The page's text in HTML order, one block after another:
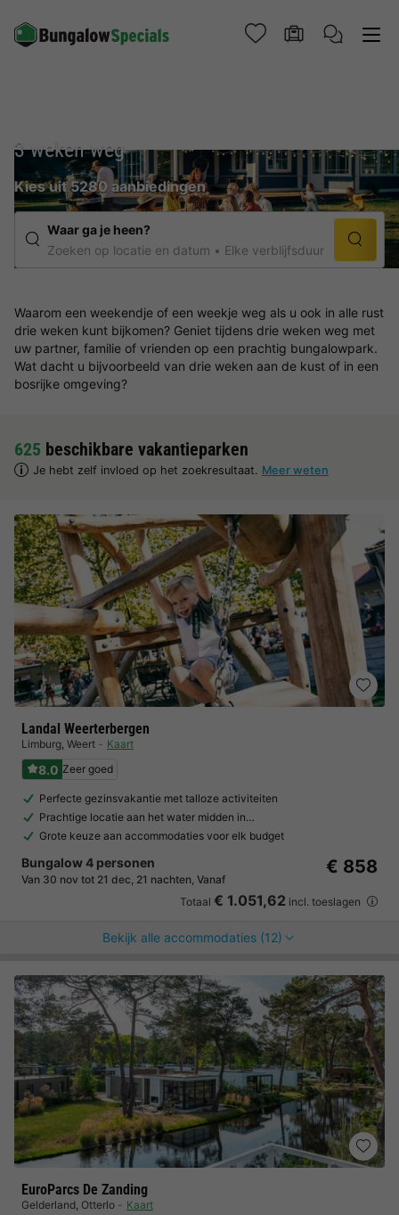
3 weken weg
Kies uit 5280 aanbiedingen
Waar ga je heen?
Zoeken op locatie en datum
Elke verblijfsduur
Waarom een weekendje of een weekje weg als u ook in alle rust
drie weken kunt bijkomen? Geniet tijdens drie weken weg met
uw partner, familie of vrienden op een prachtig bungalowpark.
Wat dacht u bijvoorbeeld van drie weken aan de kust of in een
bosrijke omgeving?
625 beschikbare vakantieparken
Je hebt zelf invloed op het zoekresultaat. Meer weten
Landal Weerterbergen
Limburg, Weert Kaart
8.0 Zeer goed
Perfecte gezinsvakantie met talloze activiteiten
Prachtige locatie aan het water midden in…
Grote keuze aan accommodaties voor elk budget
Bungalow 4 personen
Van 30 nov tot 21 dec, 21 nachten, Vanaf
€ 858
Totaal € 1.051,62 incl. toeslagen
Bekijk alle accommodaties (12)
EuroParcs De Zanding
Gelderland, Otterlo Kaart